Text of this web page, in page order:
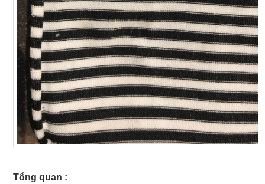
Tổng quan :